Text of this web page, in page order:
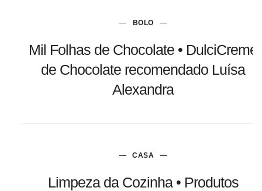
BOLO
Mil Folhas de Chocolate • DulciCreme
de Chocolate recomendado Luísa
Alexandra
CASA
Limpeza da Cozinha • Produtos